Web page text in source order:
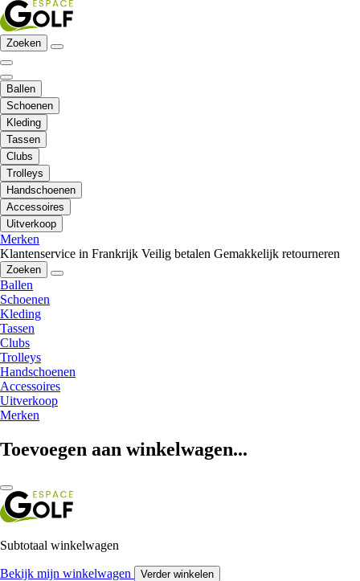
Zoeken
Ballen
Schoenen
Kleding
Tassen
Clubs
Trolleys
Handschoenen
Accessoires
Uitverkoop
Merken
Klantenservice in Frankrijk Veilig betalen Gemakkelijk retourneren
Zoeken
Ballen
Schoenen
Kleding
Tassen
Clubs
Trolleys
Handschoenen
Accessoires
Uitverkoop
Merken
Toevoegen aan winkelwagen...
Subtotaal winkelwagen
Bekijk mijn winkelwagen Verder winkelen